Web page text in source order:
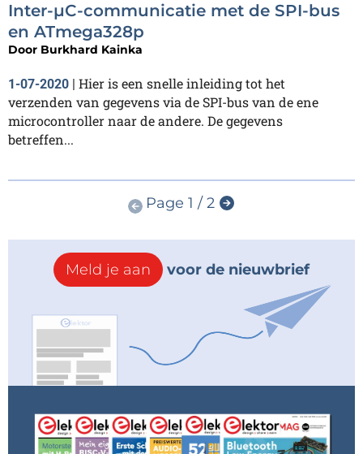
Inter-µC-communicatie met de SPI-bus
en ATmega328p
Door Burkhard Kainka
1-07-2020 | Hier is een snelle inleiding tot het
verzenden van gegevens via de SPI-bus van de ene
microcontroller naar de andere. De gegevens
betreffen...
Page 1 / 2
Meld je aan voor de nieuwbrief